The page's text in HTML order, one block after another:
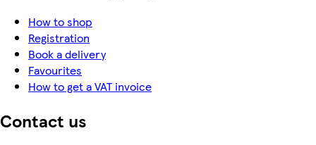
How to shop
Registration
Book a delivery
Favourites
How to get a VAT invoice
Contact us